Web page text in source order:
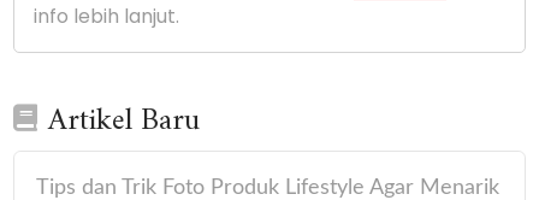
info lebih lanjut.
Artikel Baru
Tips dan Trik Foto Produk Lifestyle Agar Menarik